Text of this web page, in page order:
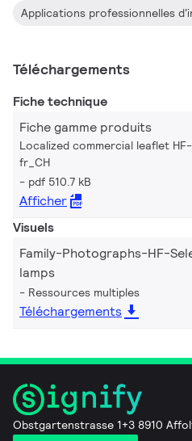
Téléchargements
Fiche technique
Fiche gamme produits
Localized commercial leaflet
fr_CH
pdf 510.7 kB
Afficher
Visuels
Family-Photographs-HF-
lamps
Ressources multiples
Téléchargements
Obstgartenstrasse 1+3 8910